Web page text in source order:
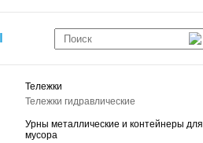
Тележки
Тележки гидравлические
Урны металлические и контейнеры для
мусора